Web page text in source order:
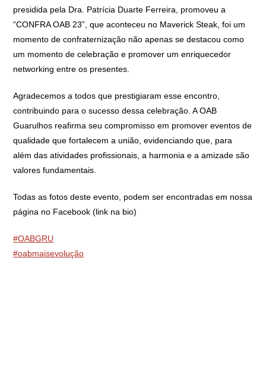
presidida pela Dra. Patrícia Duarte Ferreira, promoveu a
“CONFRA OAB 23”, que aconteceu no Maverick Steak, foi um
momento de confraternização não apenas se destacou como
um momento de celebração e promover um enriquecedor
networking entre os presentes.
Agradecemos a todos que prestigiaram esse encontro,
contribuindo para o sucesso dessa celebração. A OAB
Guarulhos reafirma seu compromisso em promover eventos de
qualidade que fortalecem a união, evidenciando que, para
além das atividades profissionais, a harmonia e a amizade são
valores fundamentais.
Todas as fotos deste evento, podem ser encontradas em nossa
página no Facebook (link na bio)
#OABGRU
#oabmaisevolução